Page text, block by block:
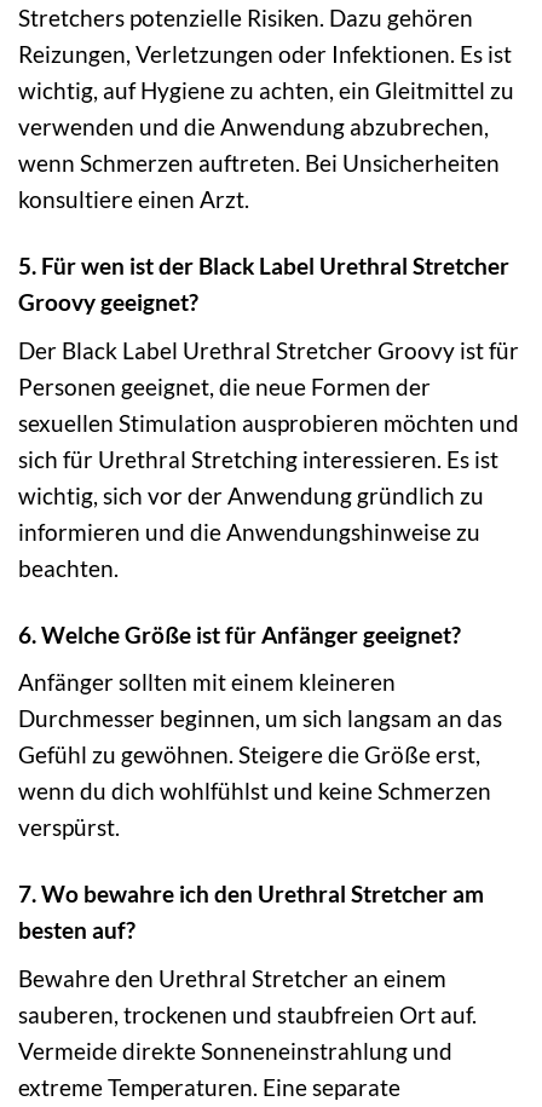
Stretchers potenzielle Risiken. Dazu gehören
Reizungen, Verletzungen oder Infektionen. Es ist
wichtig, auf Hygiene zu achten, ein Gleitmittel zu
verwenden und die Anwendung abzubrechen,
wenn Schmerzen auftreten. Bei Unsicherheiten
konsultiere einen Arzt.
5. Für wen ist der Black Label Urethral Stretcher
Groovy geeignet?
Der Black Label Urethral Stretcher Groovy ist für
Personen geeignet, die neue Formen der
sexuellen Stimulation ausprobieren möchten und
sich für Urethral Stretching interessieren. Es ist
wichtig, sich vor der Anwendung gründlich zu
informieren und die Anwendungshinweise zu
beachten.
6. Welche Größe ist für Anfänger geeignet?
Anfänger sollten mit einem kleineren
Durchmesser beginnen, um sich langsam an das
Gefühl zu gewöhnen. Steigere die Größe erst,
wenn du dich wohlfühlst und keine Schmerzen
verspürst.
7. Wo bewahre ich den Urethral Stretcher am
besten auf?
Bewahre den Urethral Stretcher an einem
sauberen, trockenen und staubfreien Ort auf.
Vermeide direkte Sonneneinstrahlung und
extreme Temperaturen. Eine separate